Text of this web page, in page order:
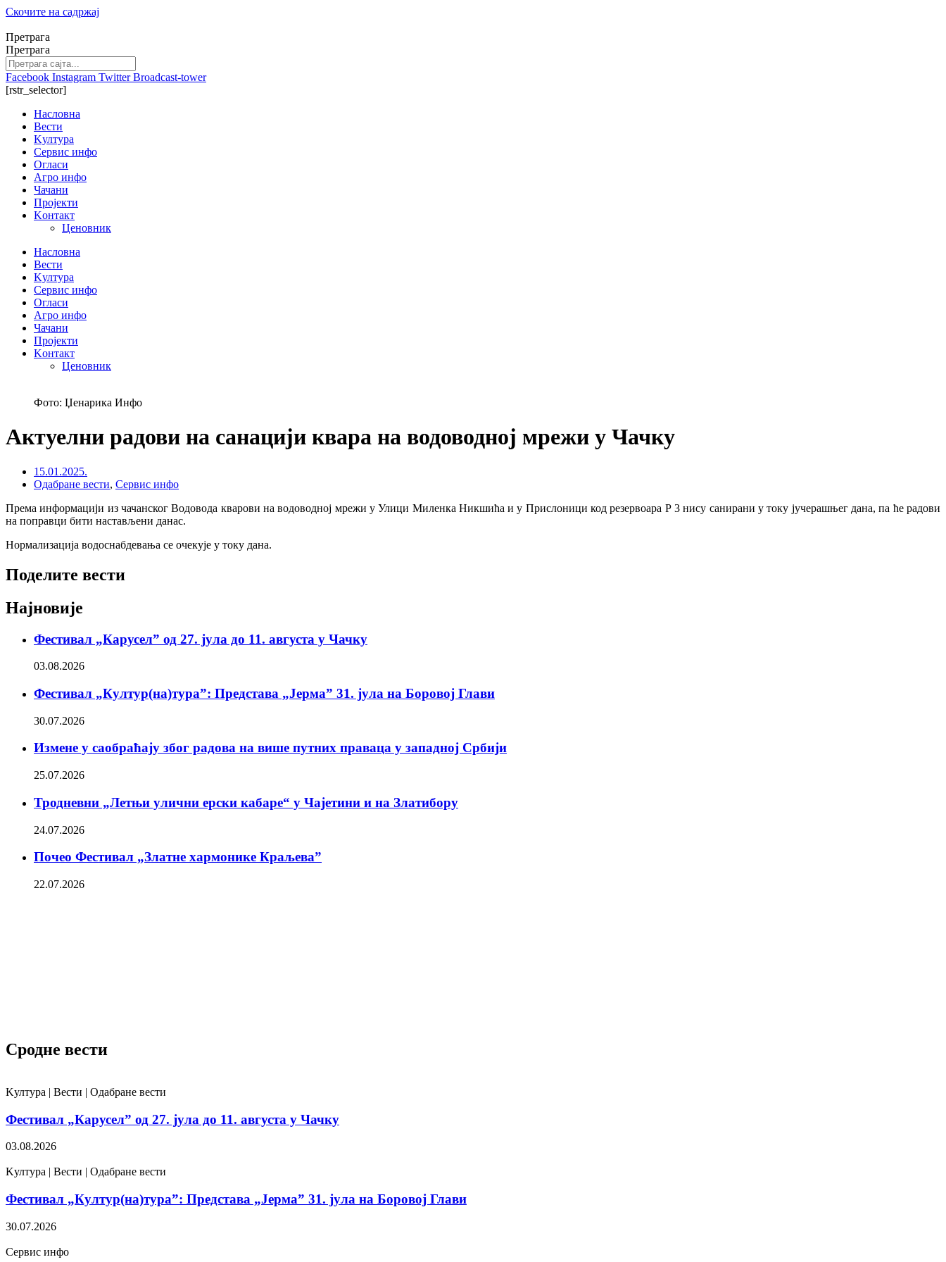
Скочите на садржај
Претрага
Претрага
Facebook Instagram Twitter Broadcast-tower
[rstr_selector]
Насловна
Вести
Kултура
Сервис инфо
Огласи
Агро инфо
Чачани
Пројекти
Kонтакт
Ценовник
Насловна
Вести
Kултура
Сервис инфо
Огласи
Агро инфо
Чачани
Пројекти
Kонтакт
Ценовник
Фото: Џенарика Инфо
Актуелни радови на санацији квара на водоводној мрежи у Чачку
15.01.2025.
Одабране вести, Сервис инфо
Према информацији из чачанског Водовода кварови на водоводној мрежи у Улици Миленка Никшића и у Прислоници код резервоара Р 3 нису санирани у току јучерашњег дана, па ће радови
на поправци бити настављени данас.
Нормализација водоснабдевања се очекује у току дана.
Поделите вести
Најновије
Фестивал „Карусел” од 27. јула до 11. августа у Чачку
03.08.2026
Фестивал „Култур(на)тура”: Представа „Јерма” 31. јула на Боровој Глави
30.07.2026
Измене у саобраћају због радова на више путних праваца у западној Србији
25.07.2026
Тродневни „Летњи улични ерски кабаре“ у Чајетини и на Златибору
24.07.2026
Почео Фестивал „Златне хармонике Краљева”
22.07.2026
Сродне вести
Kултура | Вести | Одабране вести
Фестивал „Карусел” од 27. јула до 11. августа у Чачку
03.08.2026
Kултура | Вести | Одабране вести
Фестивал „Култур(на)тура”: Представа „Јерма” 31. јула на Боровој Глави
30.07.2026
Сервис инфо